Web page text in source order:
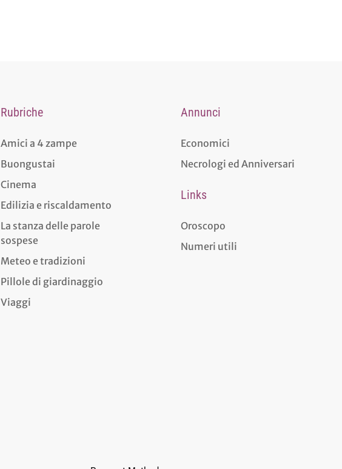
Rubriche
Amici a 4 zampe
Buongustai
Cinema
Edilizia e riscaldamento
La stanza delle parole
sospese
Meteo e tradizioni
Pillole di giardinaggio
Viaggi
Annunci
Economici
Necrologi ed Anniversari
Links
Oroscopo
Numeri utili